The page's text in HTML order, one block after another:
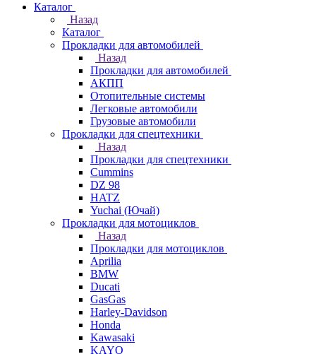
Каталог
Назад
Каталог
Прокладки для автомобилей
Назад
Прокладки для автомобилей
АКПП
Отопительные системы
Легковые автомобили
Грузовые автомобили
Прокладки для спецтехники
Назад
Прокладки для спецтехники
Cummins
DZ 98
HATZ
Yuchai (Ючай)
Прокладки для мотоциклов
Назад
Прокладки для мотоциклов
Aprilia
BMW
Ducati
GasGas
Harley-Davidson
Honda
Kawasaki
KAYO